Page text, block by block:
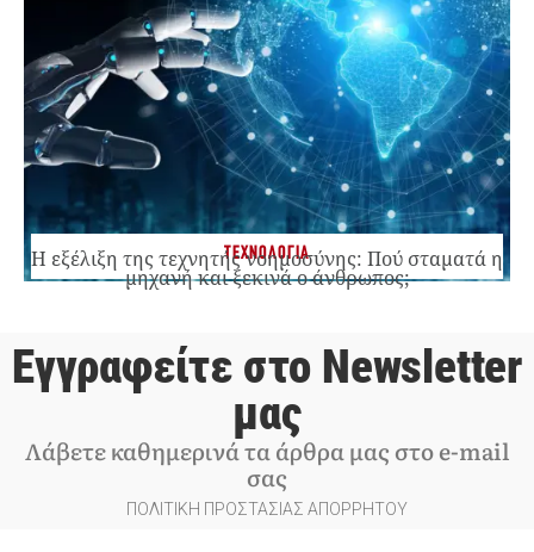
ΤΕΧΝΟΛΟΓΙΑ
Η εξέλιξη της τεχνητής νοημοσύνης: Πού σταματά η
μηχανή και ξεκινά ο άνθρωπος;
Εγγραφείτε στο Newsletter
μας
Λάβετε καθημερινά τα άρθρα μας στο e-mail
σας
ΠΟΛΙΤΙΚΗ ΠΡΟΣΤΑΣΙΑΣ ΑΠΟΡΡΗΤΟΥ